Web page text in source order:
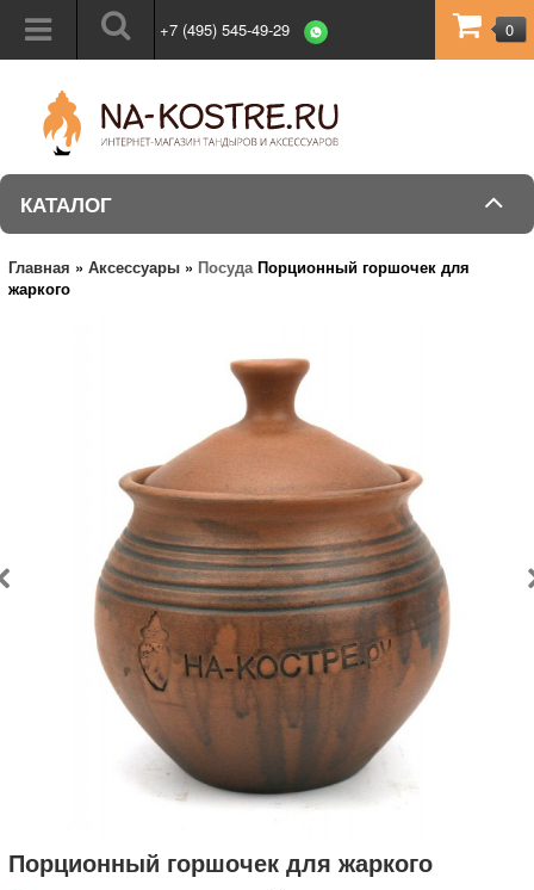
+7 (495) 545-49-29 0
КАТАЛОГ
Главная » Аксессуары » Посуда Порционный горшочек для
жаркого
Порционный горшочек для жаркого